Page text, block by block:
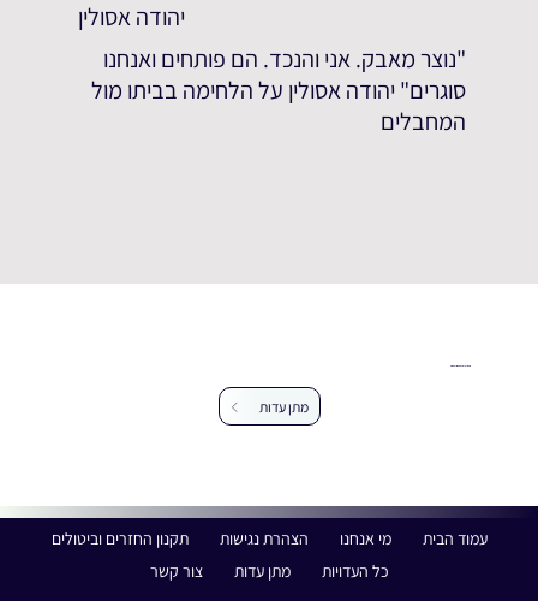
יהודה אסולין
"נוצר מאבק. אני והנכד. הם פותחים ואנחנו
סוגרים" יהודה אסולין על הלחימה בביתו מול
המחבלים
מתן עדות
עמוד הבית מי אנחנו הצהרת נגישות
תקנון החזרים וביטולים
כל העדויות
מתן עדות צור קשר